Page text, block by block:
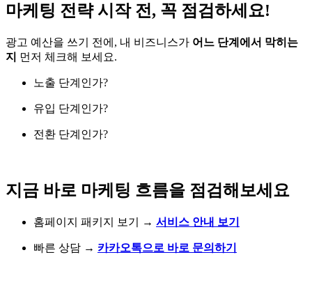
마케팅 전략 시작 전, 꼭 점검하세요!
광고 예산을 쓰기 전에, 내 비즈니스가 어느 단계에서 막히는
지
먼저 체크해 보세요.
노출 단계인가?
유입 단계인가?
전환 단계인가?
지금 바로 마케팅 흐름을 점검해보세요
홈페이지 패키지 보기 → 서비스 안내 보기
빠른 상담 → 카카오톡으로 바로 문의하기